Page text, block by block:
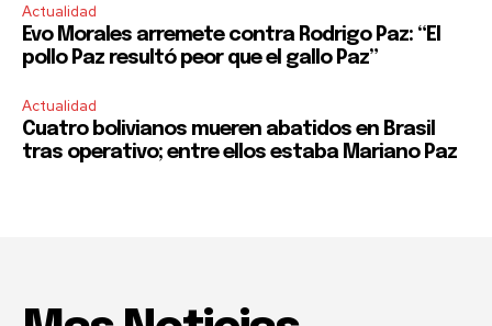
Actualidad
Evo Morales arremete contra Rodrigo Paz: “El
pollo Paz resultó peor que el gallo Paz”
Actualidad
Cuatro bolivianos mueren abatidos en Brasil
tras operativo; entre ellos estaba Mariano Paz